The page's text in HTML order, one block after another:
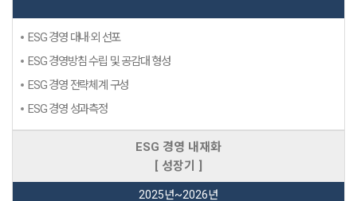
ESG 경영 대내·외 선포
ESG 경영방침 수립 및 공감대 형성
ESG 경영 전략체계 구성
ESG 경영 성과측정
ESG 경영 내재화
[ 성장기 ]
2025년~2026년